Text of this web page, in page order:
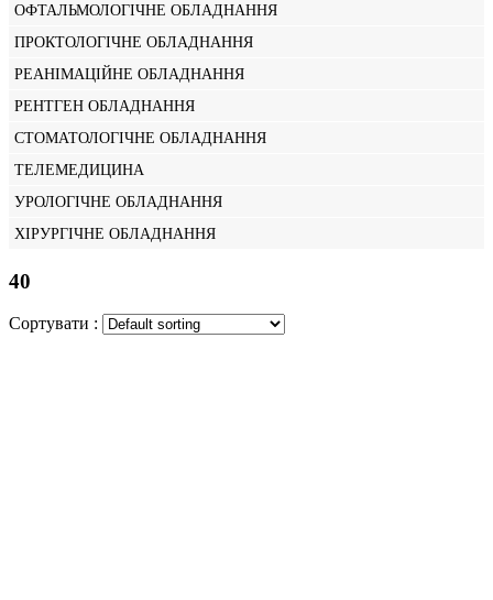
ОФТАЛЬМОЛОГІЧНЕ ОБЛАДНАННЯ
ПРОКТОЛОГІЧНЕ ОБЛАДНАННЯ
РЕАНІМАЦІЙНЕ ОБЛАДНАННЯ
РЕНТГЕН ОБЛАДНАННЯ
СТОМАТОЛОГІЧНЕ ОБЛАДНАННЯ
ТЕЛЕМЕДИЦИНА
УРОЛОГІЧНЕ ОБЛАДНАННЯ
ХІРУРГІЧНЕ ОБЛАДНАННЯ
40
Сортувати :